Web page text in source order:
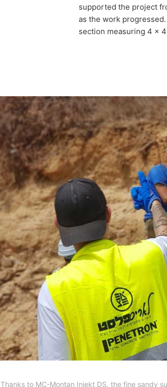
supported the project
as the work
section measuring 4 x
Thanks to MC-Montan Injekt DS, the fine sandy